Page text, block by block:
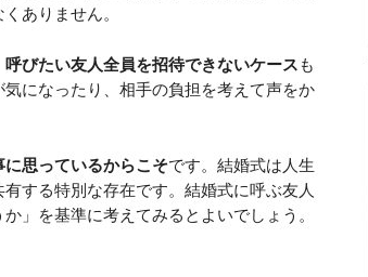
ありません。
呼びたい友人全員を招待できないケース も
になったり、相手の負担を考えて声をか
思っているからこそです。結婚式は人生
する特別な存在です。結婚式に呼ぶ友人
」を基準に考えてみるとよいでしょう。